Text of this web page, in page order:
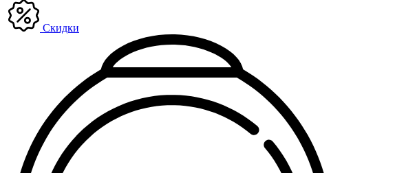
Скидки